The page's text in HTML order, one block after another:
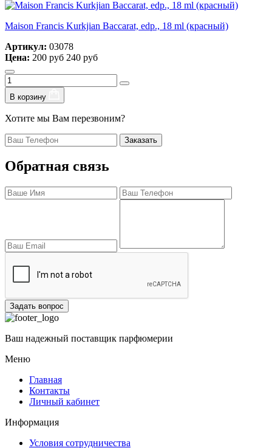
Maison Francis Kurkjian Baccarat, edp., 18 ml (красный)
Артикул: 03078
Цена: 200 руб 240 руб
В корзину
Хотите мы Вам перезвоним?
Заказать
Обратная связь
Задать вопрос
Ваш надежный поставщик парфюмерии
Меню
Главная
Контакты
Личный кабинет
Информация
Условия сотрудничества